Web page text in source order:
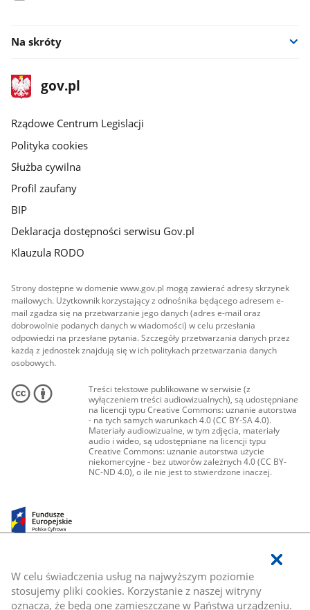
W celu świadczenia usług na najwyższym poziomie
stosujemy pliki cookies. Korzystanie z naszej witryny
oznacza, że będą one zamieszczane w Państwa urządzeniu.
Na skróty
stopka
gov.plStrona
gov.pl
Rządowe Centrum Legislacji
Polityka cookies
Służba cywilna
Profil zaufany
BIP
Deklaracja dostępności serwisu Gov.pl
Klauzula RODO
Strony dostępne w domenie www.gov.pl mogą zawierać adresy skrzynek
mailowych. Użytkownik korzystający z odnośnika będącego adresem e-
mail zgadza się na przetwarzanie jego danych (adres e-mail oraz
dobrowolnie podanych danych w wiadomości) w celu przesłania
odpowiedzi na przesłane pytania. Szczegóły przetwarzania danych przez
każdą z jednostek znajdują się w ich politykach przetwarzania danych
osobowych.
Treści tekstowe publikowane w serwisie (z
wyłączeniem treści audiowizualnych), są udostępniane
na licencji typu Creative Commons: uznanie autorstwa
- na tych samych warunkach 4.0 (CC BY-SA 4.0).
Materiały audiowizualne, w tym zdjęcia, materiały
audio i wideo, są udostępniane na licencji typu
Creative Commons: uznanie autorstwa użycie
niekomercyjne - bez utworów zależnych 4.0 (CC BY-
NC-ND 4.0), o ile nie jest to stwierdzone inaczej.